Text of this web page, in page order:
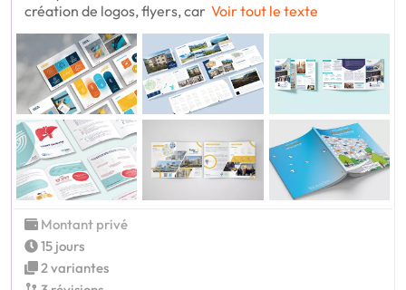
création de logos, flyers, car Voir tout le texte
Montant privé
15 jours
2 variantes